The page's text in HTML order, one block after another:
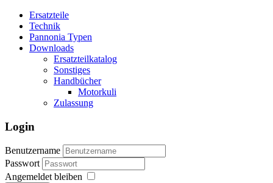
Ersatzteile
Technik
Pannonia Typen
Downloads
Ersatzteilkatalog
Sonstiges
Handbücher
Motorkuli
Zulassung
Login
Benutzername
Passwort
Angemeldet bleiben